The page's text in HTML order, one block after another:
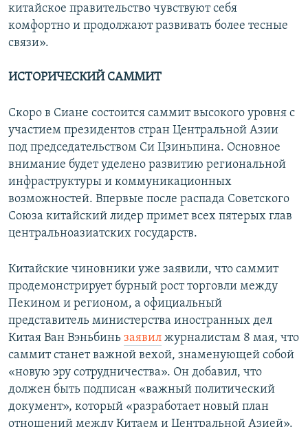
китайское правительство чувствуют себя
комфортно и продолжают развивать более тесные
связи».
ИСТОРИЧЕСКИЙ САММИТ
Скоро в Сиане состоится саммит высокого уровня с
участием президентов стран Центральной Азии
под председательством Си Цзиньпина. Основное
внимание будет уделено развитию региональной
инфраструктуры и коммуникационных
возможностей. Впервые после распада Советского
Союза китайский лидер примет всех пятерых глав
центральноазиатских государств.
Китайские чиновники уже заявили, что саммит
продемонстрирует бурный рост торговли между
Пекином и регионом, а официальный
представитель министерства иностранных дел
Китая Ван Вэньбинь заявил журналистам 8 мая, что
саммит станет важной вехой, знаменующей собой
«новую эру сотрудничества». Он добавил, что
должен быть подписан «важный политический
документ», который «разработает новый план
отношений между Китаем и Центральной Азией».